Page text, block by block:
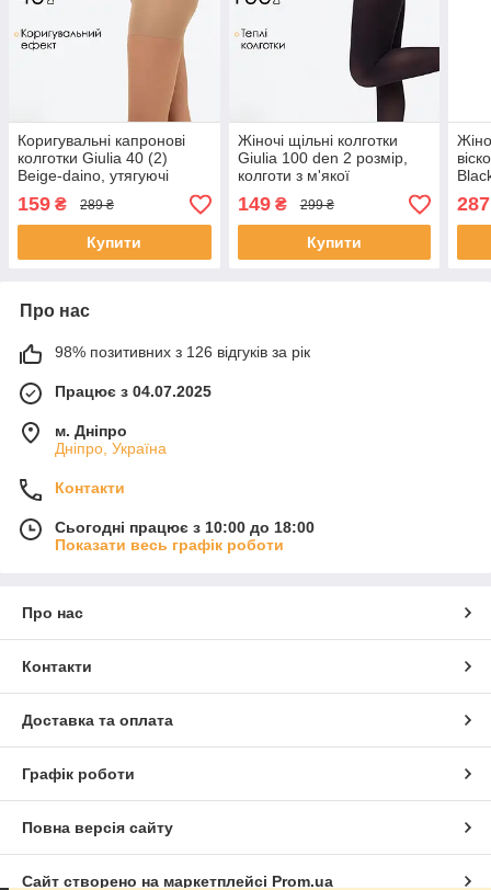
Коригувальні капронові
колготки Giulia 40 (2)
Beige-daino, утягуючі
жіночі колготки
159 ₴ 289 ₴
Купити
Жіночі щільні колготки
Giulia 100 den 2 розмір,
колготи з м'якої
мікрофібри, сірі
149₴ 299 ₴
Купити
287
Про нас
98% позитивних з 126 відгуків за рік
Працює з 04.07.2025
м. Дніпро
Дніпро, Україна
Контакти
Сьогодні працює з 10:00 до 18:00
Показати весь графік роботи
Про нас
Контакти
Доставка та оплата
Графік роботи
Повна версія сайту
Сайт створено на маркетплейсі Prom.ua